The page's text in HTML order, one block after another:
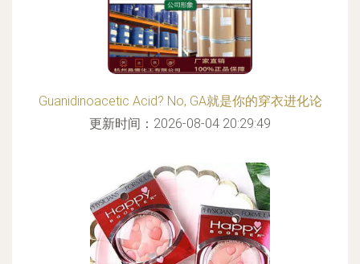
Guanidinoacetic Acid? No, GA就是你的穿衣进化论
更新时间：2026-08-04 20:29:49